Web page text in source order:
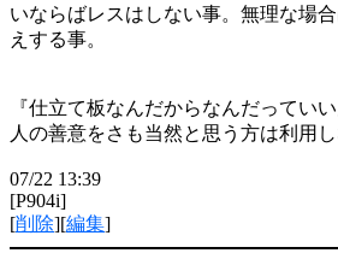
いならばレスはしない事。無理な場
えする事。
『仕立て板なんだからなんだってい
人の善意をさも当然と思う方は利用し
07/22 13:39
[P904i]
[削除][編集]